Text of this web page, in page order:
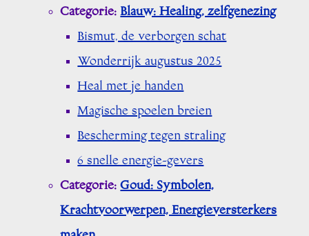
Categorie:Blauw: Healing, zelfgenezing
Bismut, de verborgen schat
Wonderrijk augustus 2025
Heal met je handen
Magische spoelen breien
Bescherming tegen straling
6 snelle energie-gevers
Categorie:Goud: Symbolen,
Krachtvoorwerpen, Energieversterkers